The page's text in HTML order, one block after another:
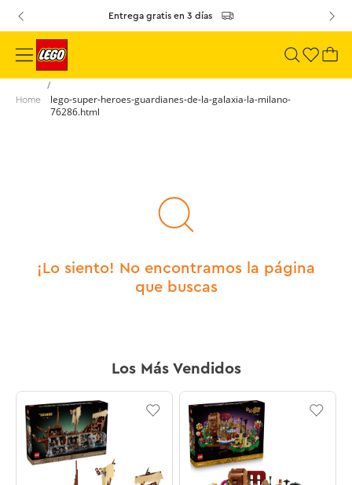
Entrega gratis en 3 días
lego-super-heroes-guardianes-de-la-galaxia-la-milano-
76286.html
¡Lo siento! No encontramos la página
que buscas
Los Más Vendidos